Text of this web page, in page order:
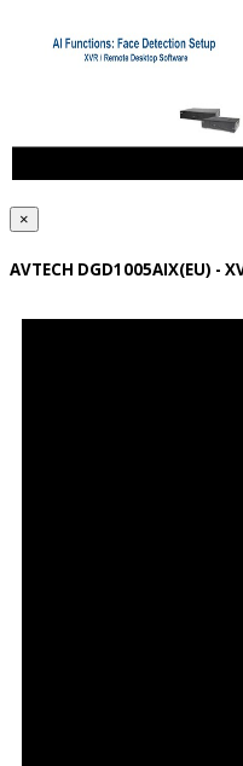
×
AVTECH DGD1005AIX(EU) -